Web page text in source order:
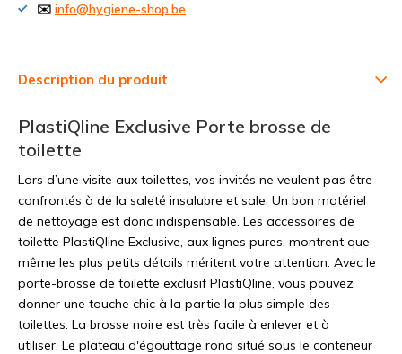
✉️ info@hygiene-shop.be
Description du produit
PlastiQline Exclusive Porte brosse de
toilette
Lors d’une visite aux toilettes, vos invités ne veulent pas être
confrontés à de la saleté insalubre et sale. Un bon matériel
de nettoyage est donc indispensable. Les accessoires de
toilette PlastiQline Exclusive, aux lignes pures, montrent que
même les plus petits détails méritent votre attention. Avec le
porte-brosse de toilette exclusif PlastiQline, vous pouvez
donner une touche chic à la partie la plus simple des
toilettes. La brosse noire est très facile à enlever et à
utiliser. Le plateau d'égouttage rond situé sous le conteneur